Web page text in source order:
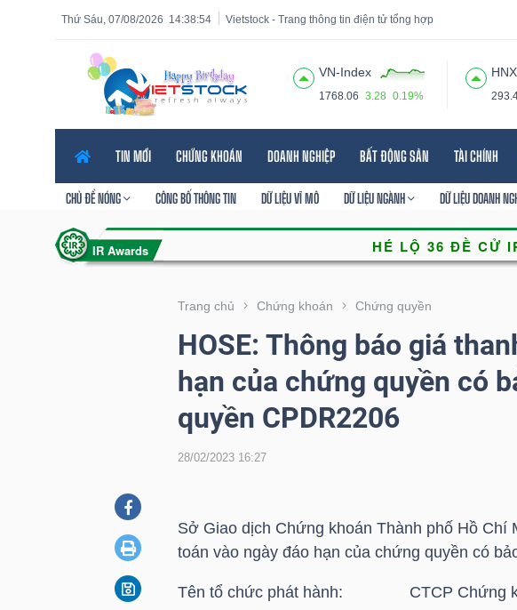
14:38:55
Thứ Sáu, 07/08/2026 Vietstock - Trang thông tin điện tử tổng hợp
VN-Index
1768.06 3.28 0.19%
TIN MỚI CHỨNG KHOÁN DOANH NGHIỆP BẤT ĐỘNG SẢN TÀI CHÍNH
CHỦ ĐỀ NÓNG CÔNG BỐ THÔNG TIN DỮ LIỆU VĨ MÔ DỮ LIỆU NGÀNH DỮ LIỆU DOANH
Trang chủ Chứng khoán Chứng quyền
HOSE: Thông báo giá
hạn của chứng quyền có
quyền CPDR2206
28/02/2023 16:27
Sở Giao dịch Chứng khoán Thành phố Hồ Chí
toán vào ngày đáo hạn của chứng quyền có
Tên tổ chức phát hành: CTCP Chứng
Tính năng
năng
VIETSTOCK